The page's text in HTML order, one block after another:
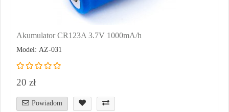
Akumulator CR123A 3.7V 1000mA/h
Model: AZ-031
20 zł
Powiadom